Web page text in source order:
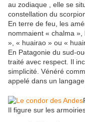
au zodiaque , elle se
constellation du
En terre de feu, les
nommaient « chalma
», « huairao » ou «
En Patagonie du sud-
traité avec respect. Il
simplicité. Vénéré
appelé dans un
Il figure sur les